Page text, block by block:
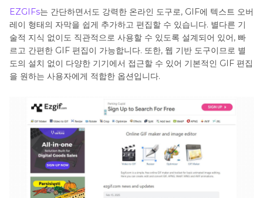
EZGIFs는 간단하면서도 강력한 온라인 도구로, GIF에 텍스트 오버
레이 형태의 자막을 쉽게 추가하고 편집할 수 있습니다. 별다른 기
술적 지식 없이도 직관적으로 사용할 수 있도록 설계되어 있어, 빠
르고 간편한 GIF 편집이 가능합니다. 또한, 웹 기반 도구이므로 별
도의 설치 없이 다양한 기기에서 접근할 수 있어 기본적인 GIF 편집
을 원하는 사용자에게 적합한 옵션입니다.